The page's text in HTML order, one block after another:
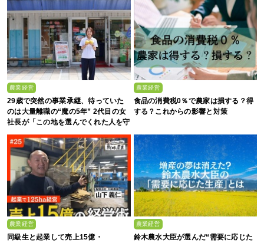
農業経営
29歳で突然の事業承継、待っていた
のは大量離職の“魔の5年” 2代目の女
社長が「この地を選んでくれた人を守
農業経営
食品の消費税0％で農家は損する？得
する？これからの影響と対策
農業経営
同級生と起業して売上15億・
農業経営
鈴木農水大臣が選んだ“需要に応じた